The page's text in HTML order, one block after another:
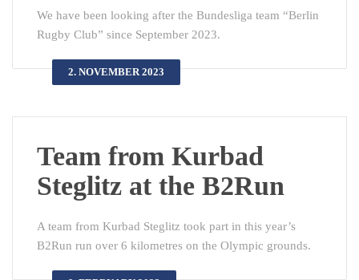
We have been looking after the Bundesliga team “Berlin
Rugby Club” since September 2023.
2. NOVEMBER 2023
Team from Kurbad
Steglitz at the B2Run
A team from Kurbad Steglitz took part in this year’s
B2Run run over 6 kilometres on the Olympic grounds.